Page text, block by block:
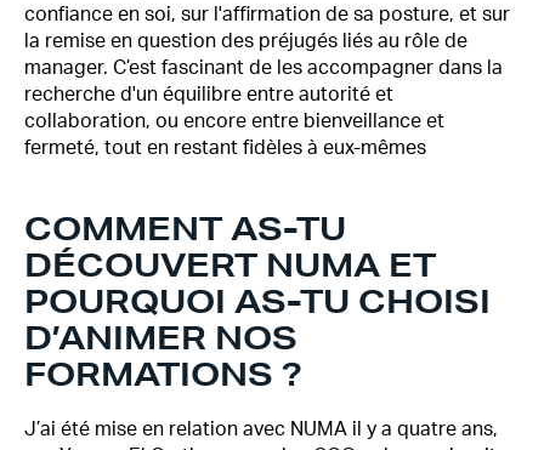
confiance en soi, sur l'affirmation de sa posture, et sur
la remise en question des préjugés liés au rôle de
manager. C’est fascinant de les accompagner dans la
recherche d'un équilibre entre autorité et
collaboration, ou encore entre bienveillance et
fermeté, tout en restant fidèles à eux-mêmes
COMMENT AS-TU
DÉCOUVERT NUMA ET
POURQUOI AS-TU CHOISI
D’ANIMER NOS
FORMATIONS ?
J’ai été mise en relation avec NUMA il y a quatre ans,